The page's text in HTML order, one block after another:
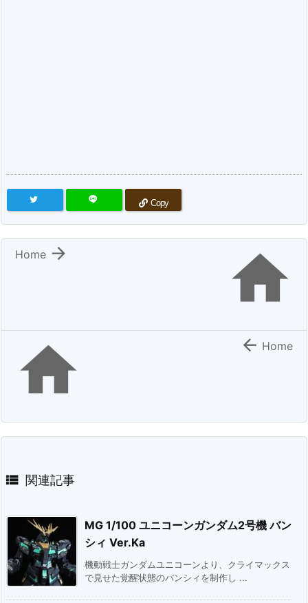
Copy


Home
  Home
 関連記事
MG 1/100 ユニコーンガンダム2号機 バン
シィ Ver.Ka
機動戦士ガンダムユニコーンより、クライマックス
で見せた覚醒状態のバンシィを制作し ...